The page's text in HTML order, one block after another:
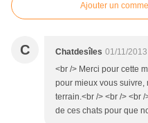
Ajouter un
C Chatdesîles 01/11/
<br /> Merci pour cette
pour mieux vous suivre,
terrain.<br /> <br /> <br
de ces chats pour que